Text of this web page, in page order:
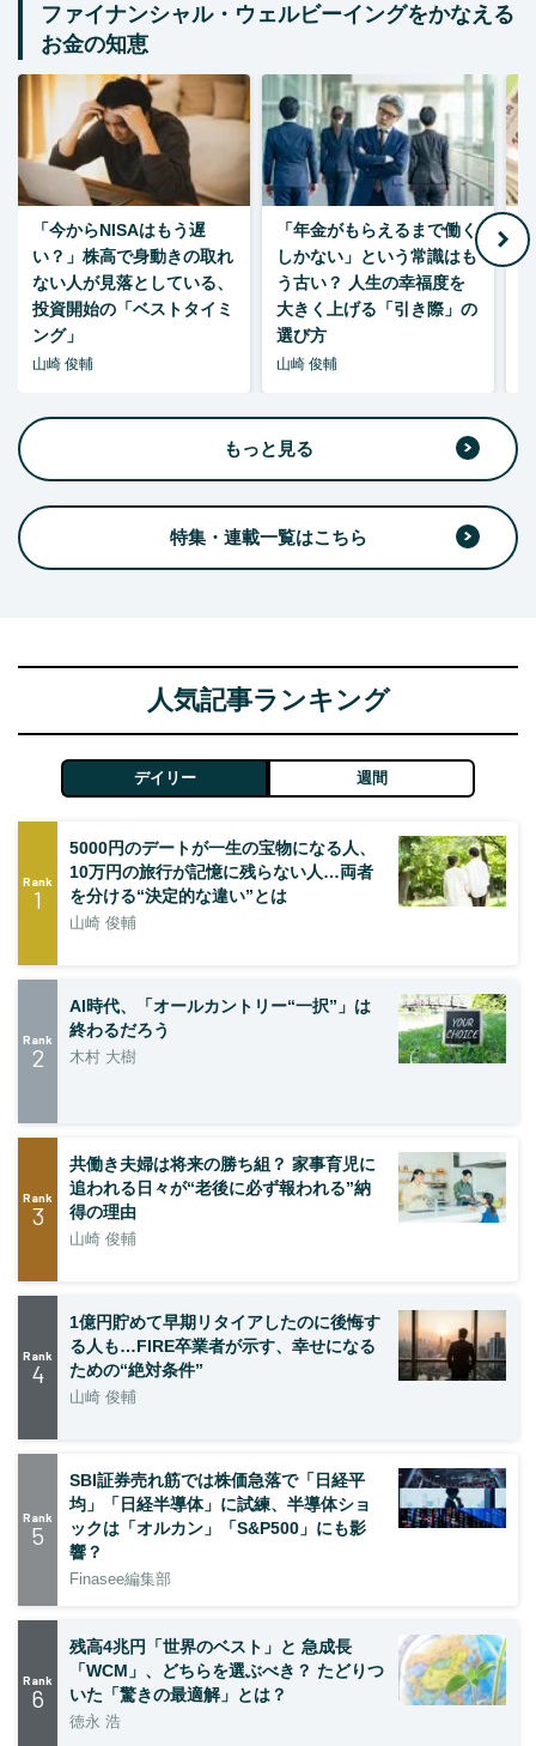
ファイナンシャル・ウェルビーイングをかなえる
お金の知恵
「今からNISAはもう遅
い？」株高で身動きの取れ
ない人が見落としている、
投資開始の「ベストタイミ
ング」
山崎 俊輔
「年金がもらえるまで働く
しかない」という常識はも
う古い？ 人生の幸福度を
大きく上げる「引き際」の
選び方
山崎 俊輔
もっと見る
特集・連載一覧はこちら
人気記事ランキング
デイリー 週間
Rank
1
5000円のデートが一生の宝物になる人、
10万円の旅行が記憶に残らない人…両者
を分ける“決定的な違い”とは
山崎 俊輔
Rank
2
AI時代、「オールカントリー“一択”」は
終わるだろう
木村 大樹
Rank
3
共働き夫婦は将来の勝ち組？ 家事育児に
追われる日々が“老後に必ず報われる”納
得の理由
山崎 俊輔
Rank
4
1億円貯めて早期リタイアしたのに後悔す
る人も…FIRE卒業者が示す、幸せになる
ための“絶対条件”
山崎 俊輔
Rank
5
SBI証券売れ筋では株価急落で「日経平
均」「日経半導体」に試練、半導体ショ
ックは「オルカン」「S&P500」にも影
響？
Finasee編集部
Rank
6
残高4兆円「世界のベスト」と 急成長
「WCM」、どちらを選ぶべき？ たどりつ
いた「驚きの最適解」とは？
徳永 浩